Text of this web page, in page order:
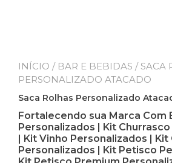
INÍCIO / BAR E BEBIDAS / SACA
PERSONALIZADO ATACADO
Saca Rolhas Personalizado
Fortalecendo sua Marca Com
Personalizados | Kit
| Kit Vinho Personalizados | Kit
Personalizados | Kit Petisco